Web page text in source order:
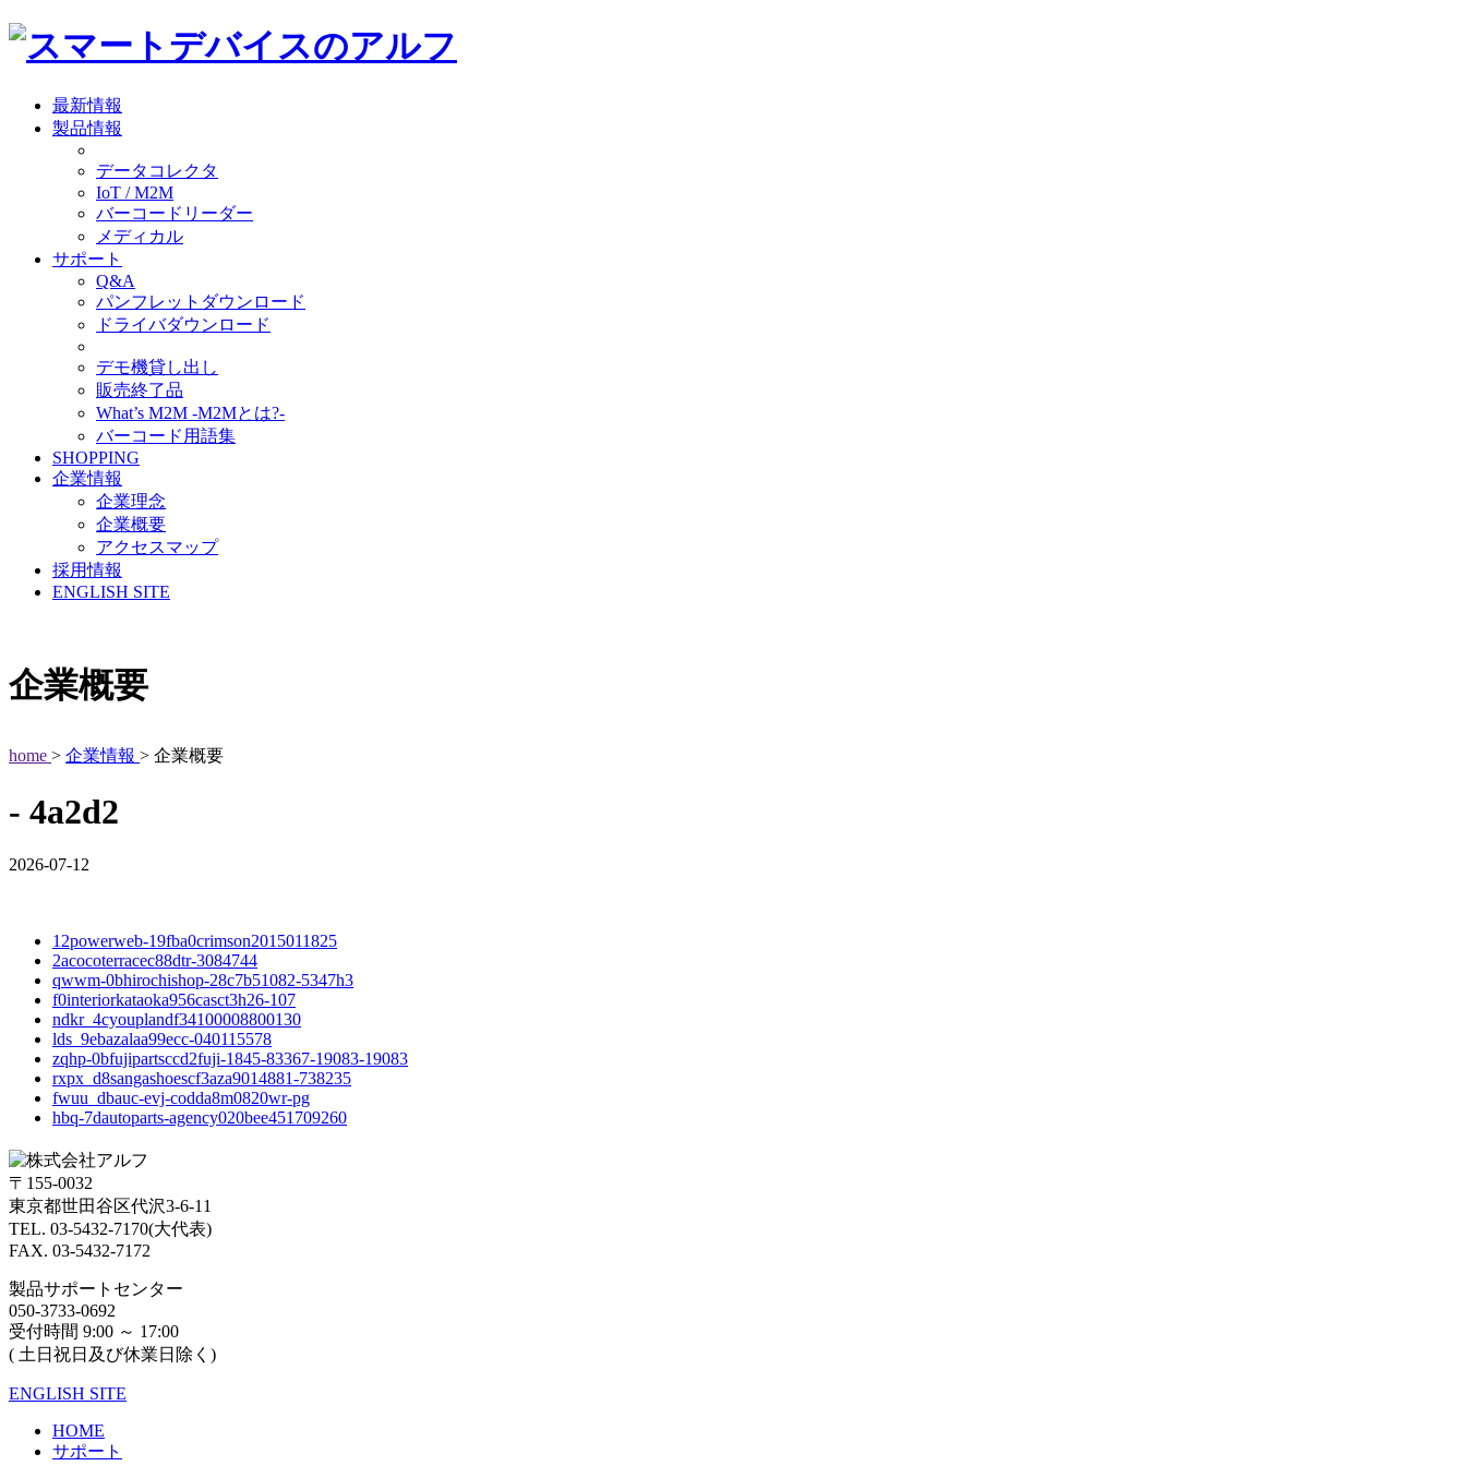
最新情報
製品情報
データコレクタ
IoT / M2M
バーコードリーダー
メディカル
サポート
Q&A
パンフレットダウンロード
ドライバダウンロード
デモ機貸し出し
販売終了品
What’s M2M -M2Mとは?-
バーコード用語集
SHOPPING
企業情報
企業理念
企業概要
アクセスマップ
採用情報
ENGLISH SITE
企業概要
home > 企業情報 > 企業概要
- 4a2d2
2026-07-12
12powerweb-19fba0crimson2015011825
2acocoterracec88dtr-3084744
qwwm-0bhirochishop-28c7b51082-5347h3
f0interiorkataoka956casct3h26-107
ndkr_4cyouplandf34100008800130
lds_9ebazalaa99ecc-040115578
zqhp-0bfujipartsccd2fuji-1845-83367-19083-19083
rxpx_d8sangashoescf3aza9014881-738235
fwuu_dbauc-evj-codda8m0820wr-pg
hbq-7dautoparts-agency020bee451709260
〒155-0032
東京都世田谷区代沢3-6-11
TEL. 03-5432-7170(大代表)
FAX. 03-5432-7172
製品サポートセンター
050-3733-0692
受付時間 9:00 ～ 17:00
( 土日祝日及び休業日除く)
ENGLISH SITE
HOME
サポート